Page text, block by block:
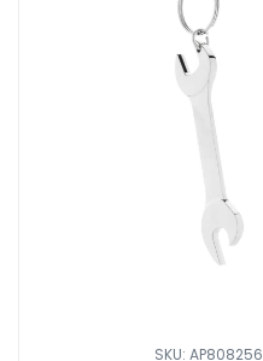
SKU: AP808256